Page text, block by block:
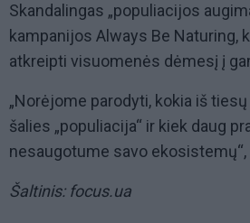
Skandalingas „populiacijos
kampanijos Always Be Naturing,
atkreipti visuomenės dėmesį į
„Norėjome parodyti, kokia iš
šalies „populiacija“ ir kiek daug
nesaugotume savo
Šaltinis: focus.ua